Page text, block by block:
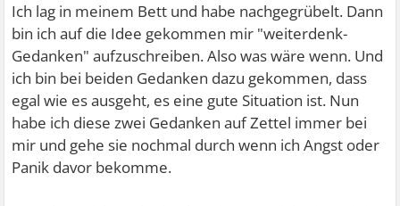
Ich lag in meinem Bett und habe nachgegrübelt. Dann
bin ich auf die Idee gekommen mir "weiterdenk-
Gedanken" aufzuschreiben. Also was wäre wenn. Und
ich bin bei beiden Gedanken dazu gekommen, dass
egal wie es ausgeht, es eine gute Situation ist. Nun
habe ich diese zwei Gedanken auf Zettel immer bei
mir und gehe sie nochmal durch wenn ich Angst oder
Panik davor bekomme.